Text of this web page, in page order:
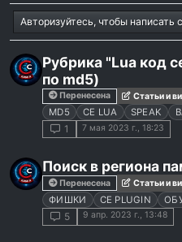
Авторизуйтесь, чтобы написать
Рубрика "Lua код
по md5)
Перенесена Статьи и
MD5 CE LUA SPEAK
1 7 мая 2023 г., 18:23
Поиск в региона
Перенесена Статьи и
ФИШКИ CE PLUGIN
5 9 апр. 2023 г., 13:48